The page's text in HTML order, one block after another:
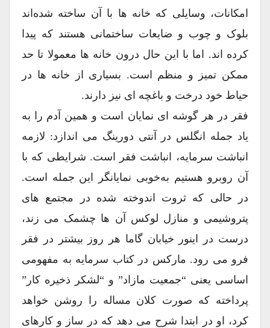
امکانات، وسایلی که خانه ها با آن ساخته شده‌اند
بلوک و چوب و ضایعات ساختمانی هستند که پیدا
کرده اند. اما با این حال درون خانه ها معمولا تا حد
ممکن تمیز و منظم است. بسیاری از خانه ها در
حیاط خود درخت و باغچه ای نیز دارند.
فقر در هر گوشه ای نمایان است و همین آدم را به
یاد جمله انگلس در آنتی دورینگ می اندازد: لازمه
انباشت سرمایه، انباشت فقر است. شرایطی که با
آن روبرو هستیم به‌خوبی نمایانگر این جمله است.
در حالی که ثروت اندوخته شده در مجتمع های
پتروشیمی و منازل لوکس آن ها چشمک می زند،
درست در اینور خیابان گاما هر روز بیشتر در فقر
فرو می رود. مارکس در کتاب سرمایه به مفهومی
اساسی یعنی “جمعیت مازاد” و “لشکر ذخیره کار”
پرداخته که صورت کلان مساله را روشن خواهد
کرد، او در ابتدا شرح می دهد که در ساز و کارهای